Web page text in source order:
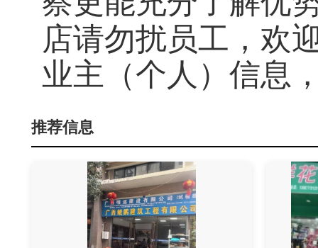
店请勿扰员工，欢
业主（个人）信息
推荐信息